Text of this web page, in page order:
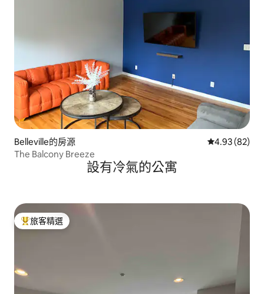
Belleville的房源 從 82 則評價
4.93 (82)
The Balcony Breeze
設有冷氣的公寓
旅客精選榜首
旅客精選